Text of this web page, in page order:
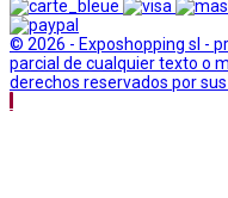
© 2026 - Exposhopping sl -
parcial de cualquier texto o
derechos reservados por sus